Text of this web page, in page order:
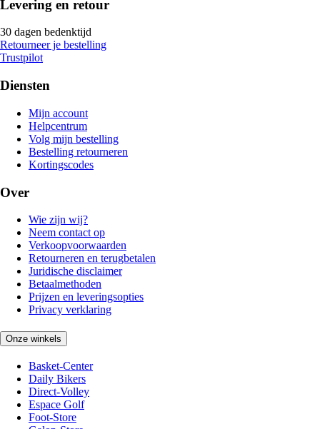
Levering en retour
30 dagen bedenktijd
Retourneer je bestelling
Trustpilot
Diensten
Mijn account
Helpcentrum
Volg mijn bestelling
Bestelling retourneren
Kortingscodes
Over
Wie zijn wij?
Neem contact op
Verkoopvoorwaarden
Retourneren en terugbetalen
Juridische disclaimer
Betaalmethoden
Prijzen en leveringsopties
Privacy verklaring
Onze winkels
Basket-Center
Daily Bikers
Direct-Volley
Espace Golf
Foot-Store